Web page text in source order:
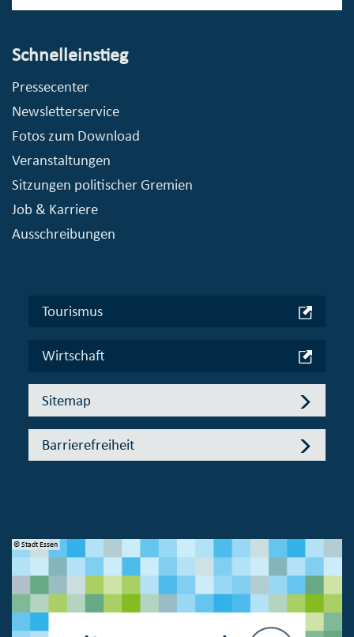
Schnelleinstieg
Pressecenter
Newsletterservice
Fotos zum Download
Veranstaltungen
Sitzungen politischer Gremien
Job & Karriere
Ausschreibungen
Tourismus
Wirtschaft
Sitemap
Barrierefreiheit
© Stadt Essen